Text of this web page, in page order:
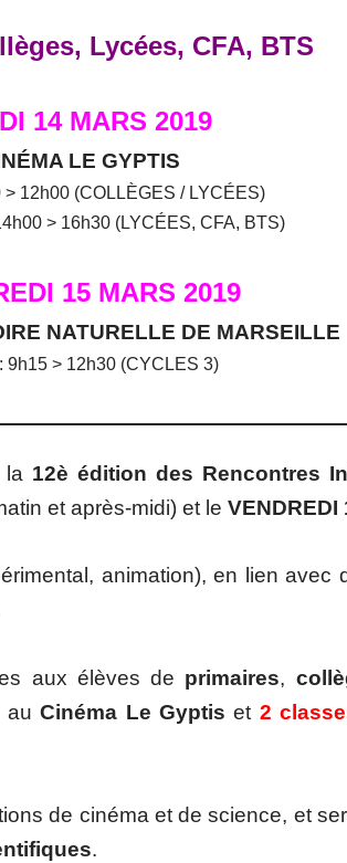
Lycées, CFA, BTS
14 MARS 2019
LE GYPTIS
> 12h00 (COLLÈGES / LYCÉES)
> 16h30 (LYCÉES, CFA, BTS)
15 MARS 2019
NATURELLE DE MARSEILLE
9h15 > 12h30 (CYCLES 3)
la 12è édition des Rencontres
et après-midi) et le VENDREDI
animation), en lien avec
aux élèves de primaires,
auCinéma Le Gyptiset 2
de cinéma et de science, et
.